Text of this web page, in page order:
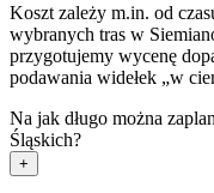
Koszt zależy m.in. od
wybranych tras w
przygotujemy wycenę
podawania widełek „w
Na jak długo można
Śląskich?
+